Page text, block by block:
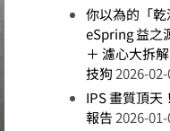
你以為的「
eSpring 益之
＋ 濾心大拆
技狗2026-
IPS 畫質頂天
報告2026-